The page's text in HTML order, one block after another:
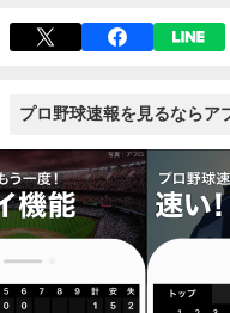
プロ野球速報を見るならア